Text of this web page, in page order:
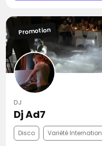
Promotion
DJ
Dj Ad7
Disco Variété